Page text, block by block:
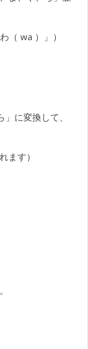
（ wa ）」）
に変換して、
ます）